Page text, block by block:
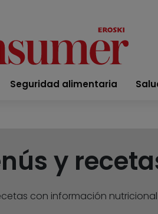
Seguridad alimentaria
y
con información